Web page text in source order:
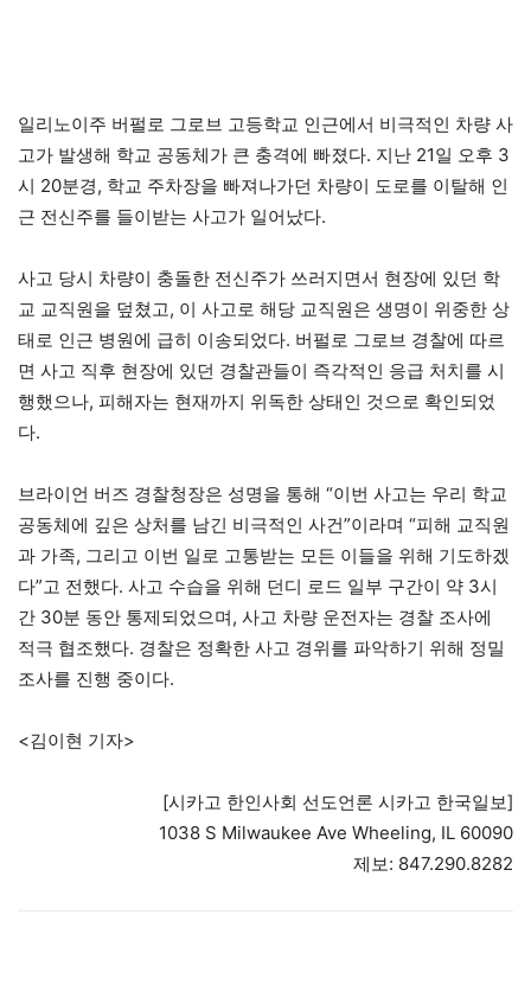
일리노이주 버펄로 그로브 고등학교 인근에서 비극적인 차량 사
고가 발생해 학교 공동체가 큰 충격에 빠졌다. 지난 21일 오후 3
시 20분경, 학교 주차장을 빠져나가던 차량이 도로를 이탈해 인
근 전신주를 들이받는 사고가 일어났다.
사고 당시 차량이 충돌한 전신주가 쓰러지면서 현장에 있던 학
교 교직원을 덮쳤고, 이 사고로 해당 교직원은 생명이 위중한 상
태로 인근 병원에 급히 이송되었다. 버펄로 그로브 경찰에 따르
면 사고 직후 현장에 있던 경찰관들이 즉각적인 응급 처치를 시
행했으나, 피해자는 현재까지 위독한 상태인 것으로 확인되었
다.
브라이언 버즈 경찰청장은 성명을 통해 “이번 사고는 우리 학교
공동체에 깊은 상처를 남긴 비극적인 사건”이라며 “피해 교직원
과 가족, 그리고 이번 일로 고통받는 모든 이들을 위해 기도하겠
다”고 전했다. 사고 수습을 위해 던디 로드 일부 구간이 약 3시
간 30분 동안 통제되었으며, 사고 차량 운전자는 경찰 조사에
적극 협조했다. 경찰은 정확한 사고 경위를 파악하기 위해 정밀
조사를 진행 중이다.
<김이현 기자>
[시카고 한인사회 선도언론 시카고 한국일보]
1038 S Milwaukee Ave Wheeling, IL 60090
제보: 847.290.8282